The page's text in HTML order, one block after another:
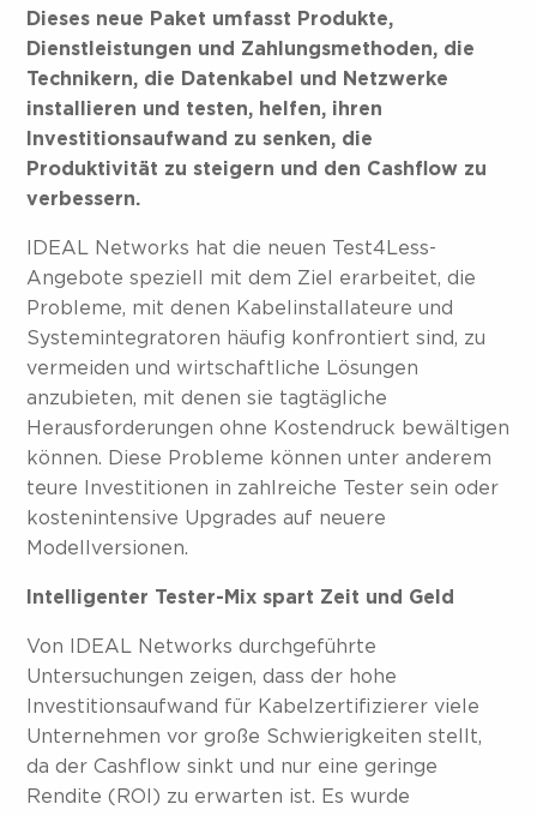
Dieses neue Paket umfasst Produkte,
Dienstleistungen und Zahlungsmethoden, die
Technikern, die Datenkabel und Netzwerke
installieren und testen, helfen, ihren
Investitionsaufwand zu senken, die
Produktivität zu steigern und den Cashflow zu
verbessern.
IDEAL Networks hat die neuen Test4Less-
Angebote speziell mit dem Ziel erarbeitet, die
Probleme, mit denen Kabelinstallateure und
Systemintegratoren häufig konfrontiert sind, zu
vermeiden und wirtschaftliche Lösungen
anzubieten, mit denen sie tagtägliche
Herausforderungen ohne Kostendruck bewältigen
können. Diese Probleme können unter anderem
teure Investitionen in zahlreiche Tester sein oder
kostenintensive Upgrades auf neuere
Modellversionen.
Intelligenter Tester-Mix spart Zeit und Geld
Von IDEAL Networks durchgeführte
Untersuchungen zeigen, dass der hohe
Investitionsaufwand für Kabelzertifizierer viele
Unternehmen vor große Schwierigkeiten stellt,
da der Cashflow sinkt und nur eine geringe
Rendite (ROI) zu erwarten ist. Es wurde